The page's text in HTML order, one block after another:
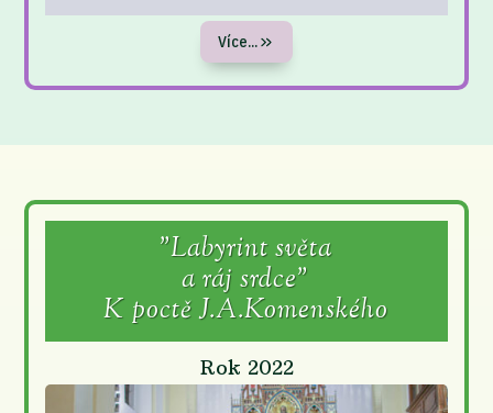
Více...
"Labyrint světa
a ráj srdce"
K poctě J.A.Komenského
Rok 2022